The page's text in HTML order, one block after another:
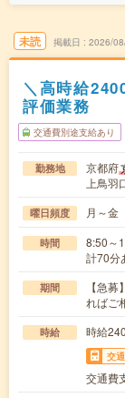
未読 掲載日 2026/
＼高時給
評価業務
交通費別途支給あり
勤務地 京都府
上鳥
曜日頻度 月～金
時間
8:50～
計70分
期間
【急
ればご
時給 時給
交
交通費